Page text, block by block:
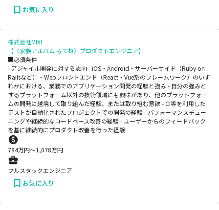
お気に入り
株式会社MIXI
【〈家族アルバム みてね〉プロダクトエンジニア】
■必須条件
- アジャイル開発に対する志向 - iOS・Android・サーバーサイド（Ruby on
Railsなど）・Webフロントエンド（React・Vue系のフレームワーク）のいず
れかにおける、業務でのアプリケーション開発の経験と強み - 自分の強みと
するプラットフォーム以外の技術領域にも興味があり、他のプラットフォー
ムの開発に越境して取り組んだ経験、または取り組む意欲 - CI等を利用した
テストが自動化されたプロジェクトでの開発の経験 - パフォーマンスチュー
ニングや継続的なコードベース改善の経験 - ユーザーからのフィードバック
を基に継続的にプロダクト改善を行った経験
784万円〜1,078万円
フルスタックエンジニア
お気に入り